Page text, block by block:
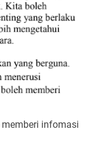
memberi infomasi